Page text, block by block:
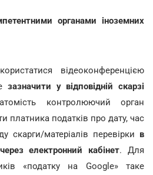
органами іноземних
відеоконференцією
зазначити у відповідній скарзі
контролюючий орган
платника податків про дату, час
скарги/матеріалів перевірки в
електронний кабінет. Для
«податку на Google» таке